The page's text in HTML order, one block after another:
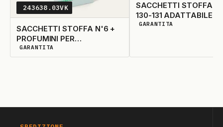
243638.03VK
SACCHETTI STOFFA N'6 +
PROFUMINI PER
VK140/VK150 ORIGINALE
DISPONIBILITÀ GARANTITA
GARANTITA
SACCHETTI STOFFA
130-131 ADATTABILE
DISPONIBILITÀ GARANTITA
GARANTITA